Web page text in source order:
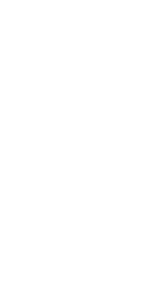
с условиями